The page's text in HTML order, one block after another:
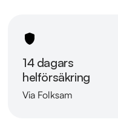
14 dagars
helförsäkring
Via Folksam